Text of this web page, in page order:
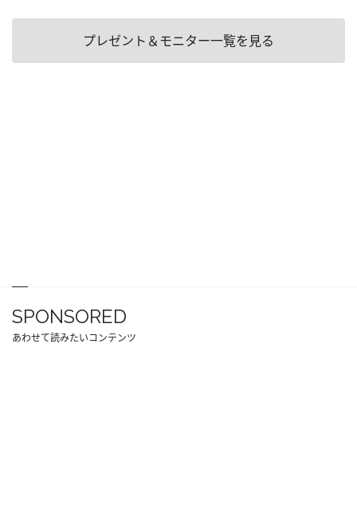
プレゼント＆モニター一覧を見る
SPONSORED
あわせて読みたいコンテンツ